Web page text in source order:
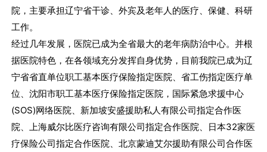
院，主要承担辽宁省干诊、外宾及老年人的医疗、保健、科研
工作。
经过几年发展，医院已成为全省最大的老年病防治中心。并根
据医院特色，在各领域充分发挥自身优势，目前我院已成为辽
宁省省直单位职工基本医疗保险指定医院、省工伤指定医疗单
位、沈阳市职工基本医疗保险指定医院，国际紧急求援中心
(SOS)网络医院、新加坡安盛援助私人有限公司指定合作医
院、上海威尔比医疗咨询有限公司指定合作医院、日本32家医
疗保险公司指定合作医院、北京蒙迪艾尔援助有限公司合作医